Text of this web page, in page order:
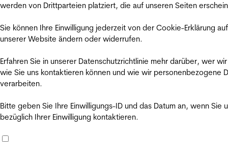
werden von Drittparteien platziert, die auf unseren Seiten
Sie können Ihre Einwilligung jederzeit von der Cookie-Erklärung auf
unserer Website ändern oder widerrufen.
Erfahren Sie in unserer Datenschutzrichtlinie mehr darüber, wer
wie Sie uns kontaktieren können und wie wir personenbezogene
verarbeiten.
Bitte geben Sie Ihre Einwilligungs-ID und das Datum an, wenn Sie
bezüglich Ihrer Einwilligung kontaktieren.